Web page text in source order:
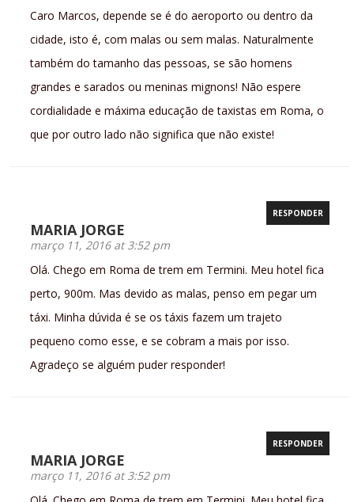
Caro Marcos, depende se é do aeroporto ou dentro da
cidade, isto é, com malas ou sem malas. Naturalmente
também do tamanho das pessoas, se são homens
grandes e sarados ou meninas mignons! Não espere
cordialidade e máxima educação de taxistas em Roma, o
que por outro lado não significa que não existe!
MARIA JORGE
março 11, 2016 at 3:52 pm
RESPONDER
Olá. Chego em Roma de trem em Termini. Meu hotel fica
perto, 900m. Mas devido as malas, penso em pegar um
táxi. Minha dúvida é se os táxis fazem um trajeto
pequeno como esse, e se cobram a mais por isso.
Agradeço se alguém puder responder!
MARIA JORGE
março 11, 2016 at 3:52 pm
RESPONDER